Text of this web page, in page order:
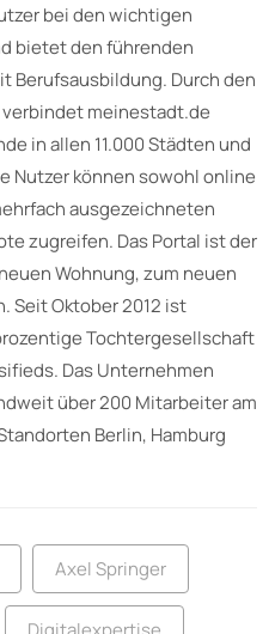
bei den wichtigen
bietet den führenden
Berufsausbildung. Durch den
verbindet meinestadt.de
in allen 11.000 Städten und
Nutzer können sowohl online
ausgezeichneten
zugreifen. Das Portal ist der
Wohnung, zum neuen
Seit Oktober 2012 ist
Tochtergesellschaft
Das Unternehmen
über 200 Mitarbeiter am
Berlin, Hamburg
Axel Springer